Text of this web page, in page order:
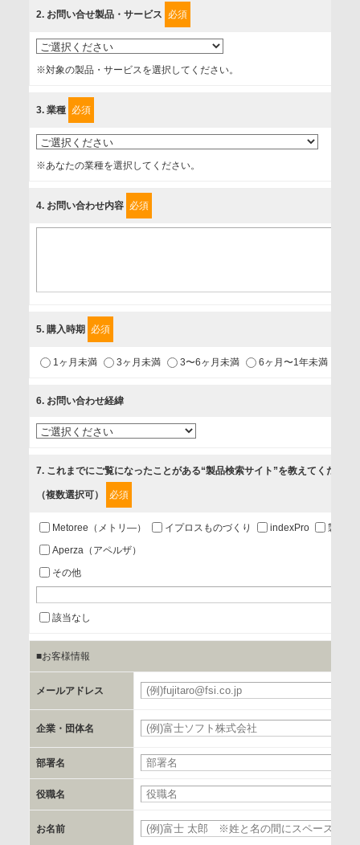
内等のために利用させていただいております。
情報を提供されるお客様（本人）に対して、情報の収集目
的、管理者、提供の有無、情報提供の任意性や権利について
確認し、当社への情報提供がお客様の懸念にならないよう
上げます。
事業者名
個人情報保護責任者
1.当社が取り扱う商品・サービスに関するご案内
2.当社が開催（主催・共催・協賛）するセミナーなど、各種イ
3.お客様の業務内容、及び興味、関心に応じた情報の提供
4.お客様満足度調査等のアンケートの依頼
第三者提供の有無
あり
a.個人情報の提供・利用目的
当該企業/団体のサービス等のご案内及び当該企業/団体からの
情報を提供するため
b.第三者に提供される個人データの項目
郵便番号、住所、電話番号、FAX番号、メールアドレス
c.第三者への提供の手段または手法
書類の送付又は電子的な方法
d.提供先および管理者
当社とイベント/セミナーを共同で開催する企業/団体
2. お問い合せ製品・サービス 必須
※対象の製品・サービスを選択してください。
3. 業種 必須
※あなたの業種を選択してください。
4. お問い合わせ内容 必須
5. 購入時期 必須
1ヶ月未満 3ヶ月未満 3〜6ヶ月未満 6ヶ月〜1年未満
6. お問い合わせ経緯
7. これまでにご覧になったことがある“製品検索サイト”を教えてください
（複数選択可） 必須
Metoree（メトリ—） イプロスものづくり indexPro
製品ナ
Aperza（アペルザ）
その他
該当なし
■お客様情報
メールアドレス
企業・団体名
部署名
役職名
お名前